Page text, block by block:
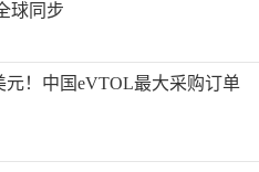
球同步
元！中国eVTOL最大采购订单